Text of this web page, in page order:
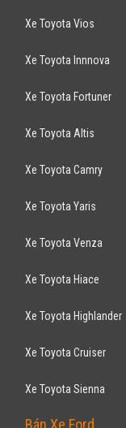
Xe Toyota Vios
Xe Toyota Innnova
Xe Toyota Fortuner
Xe Toyota Altis
Xe Toyota Camry
Xe Toyota Yaris
Xe Toyota Venza
Xe Toyota Hiace
Xe Toyota Highlander
Xe Toyota Cruiser
Xe Toyota Sienna
Bán Xe Ford